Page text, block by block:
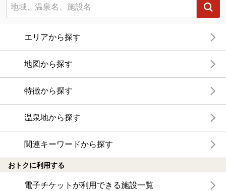
エリアから探す
地図から探す
特徴から探す
温泉地から探す
関連キーワードから探す
おトクに利用する
電子チケットが利用できる施設一覧